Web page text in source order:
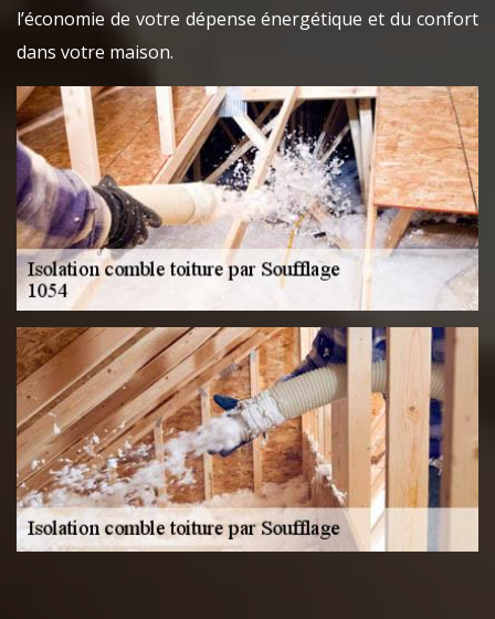
l’économie de votre dépense énergétique et du confort
dans votre maison.